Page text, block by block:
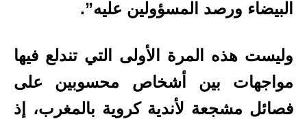
البيضاء ورصد المسؤولين عليه”.
وليست هذه المرة الأولى التي تندلع فيها
مواجهات بين أشخاص محسوبين على
فصائل مشجعة لأندية كروية بالمغرب، إذ